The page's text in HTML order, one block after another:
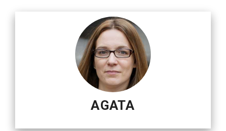
AGATA